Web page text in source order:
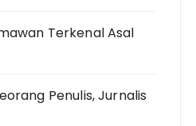
Terkenal Asal
Penulis, Jurnalis